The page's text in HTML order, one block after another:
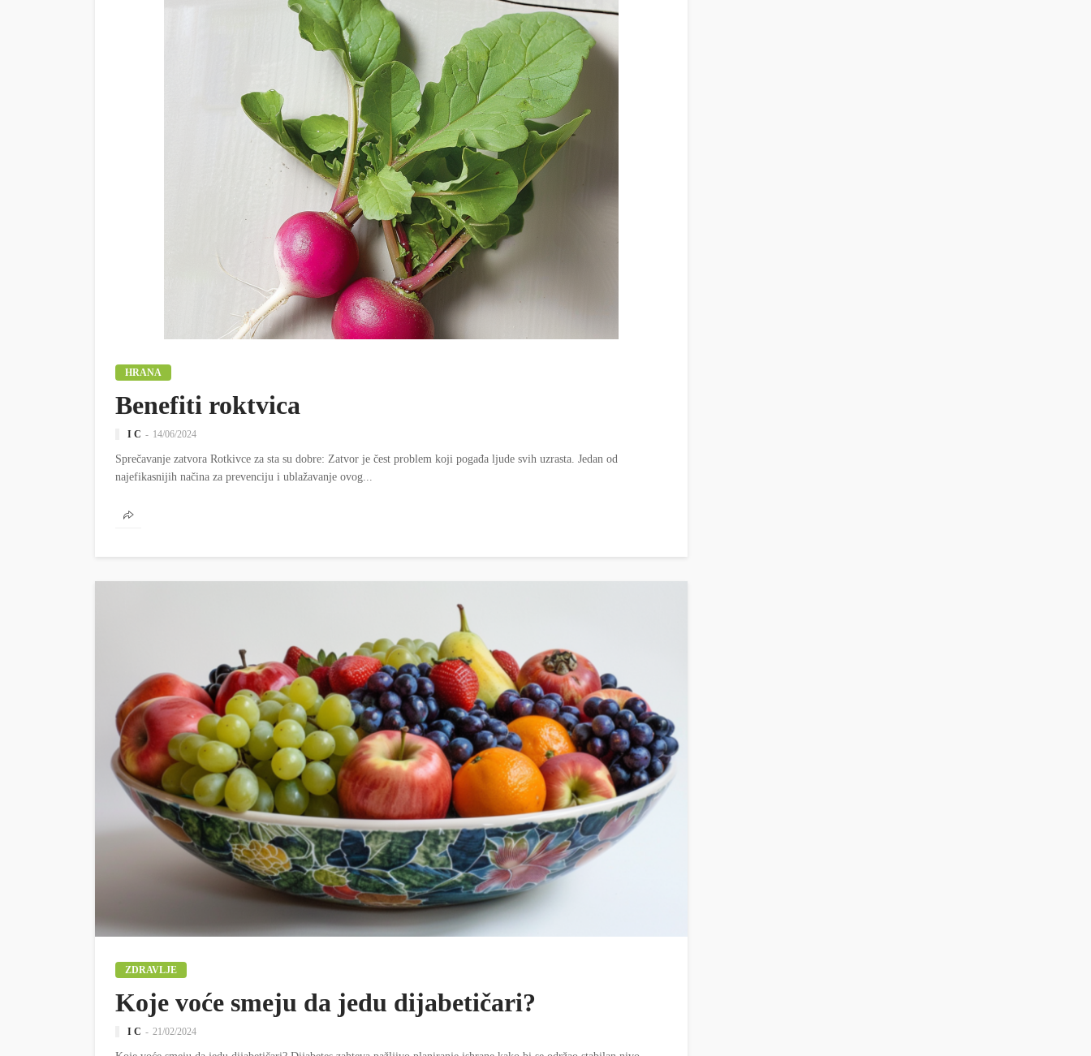
HRANA
Benefiti roktvica
I C 14/06/2024
Sprečavanje zatvora Rotkivce za sta su dobre: Zatvor je čest problem koji pogađa ljude svih uzrasta. Jedan od
najefikasnijih načina za prevenciju i ublažavanje ovog...
ZDRAVLJE
Koje voće smeju da jedu dijabetičari?
I C 21/02/2024